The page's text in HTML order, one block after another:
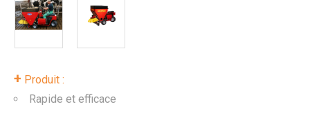
+ Produit :
Rapide et efficace